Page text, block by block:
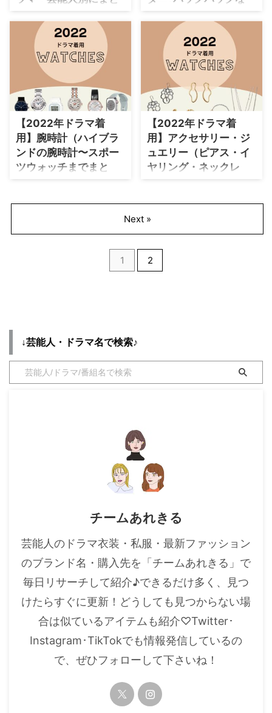
装】ファッション小物 ⇒ 【2023
年ドラマ衣装】ファッション小物
⇒ 【2021年ドラマ衣装】ファッ
たくさんありますよ♪ どんなシ
ーン・シュチュエーションで登場
したのか、芸能人の着用コーデも
参考になるのでチェックしてみて
ください♪ &nbs ...
めて紹介♪
2021年に放送されたドラマでモ
デルや女優さんが着用しているト
レンドの人気レディースバッグ・
かばんをドラマ・芸能人別にまと
めて紹介しています♪
ど)ブランドまとめ
2022年に放送されたドラマで着
用されたレディースバッグを、ド
ラマ名・芸能人別にまとめていま
す♪ ＼2025年新ドラマで着
用されたバッグはこちらからチェ
ック♪／ https://drama-tv-
fashion.com/2025-drama-bag/
⇒ 【2024ドラマ衣装】芸能人着
用 バッグ ⇒ 【2023ドラマ衣
装】芸能人着用 バッグ ⇒ 【2021
ドラマ衣装】芸能人着用 バッグ
【silent(サイレント) 】 ...
【2022年ドラマ着
用】腕時計（ハイブラ
ンドの腕時計〜スポー
ツウォッチまでまと
め）
年の新ドラマで着用された腕時計
【2022年ドラマ着
用】アクセサリー・ジ
ュエリー（ピアス・イ
ヤリング・ネックレ
ス・指輪など）まとめ
デルさんが着用しているアクセサ
リーやジュエリーをドラマ・芸能
人別にまとめています♪ ＼
2024年ドラマ着用アクセサリー
もまとめてます♪／
1 2
Next »
↓芸能人・ドラマ名で検索♪
チームあれきる
芸能人のドラマ衣装・私服・最新ファッション
のブランド名・購入先を「チームあれきる」で
毎日リサーチして紹介♪できるだけ多く、見つ
けたらすぐに更新！どうしても見つからない場
合は似ているアイテムも紹介♡Twitter･
Instagram･TikTokでも情報発信しているの
で、ぜひフォローして下さいね！